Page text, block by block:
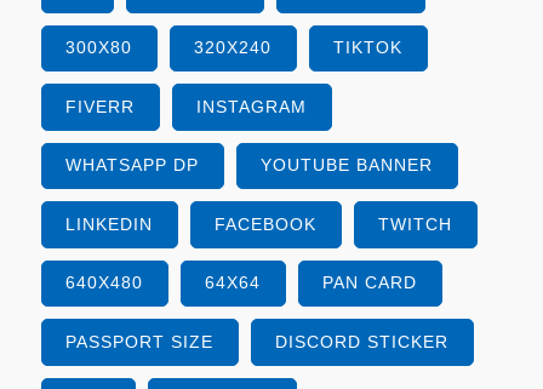
300X80 320X240 TIKTOK
FIVERR INSTAGRAM
WHATSAPP DP YOUTUBE BANNER
LINKEDIN FACEBOOK TWITCH
640X480 64X64 PAN CARD
PASSPORT SIZE DISCORD STICKER